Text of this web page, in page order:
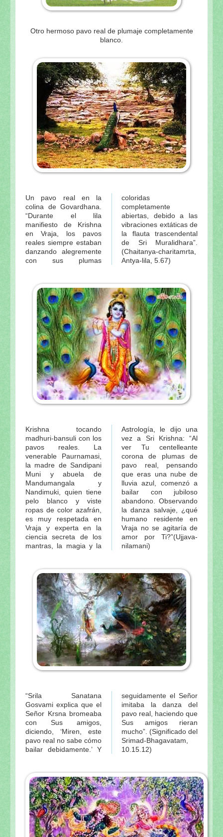
Otro hermoso pavo real de plumaje completamente
blanco.
Un pavo real en la
colina de Govardhana.
“Durante el lila
manifiesto de Krishna
en Vraja, los pavos
reales siempre estaban
danzando alegremente
con sus plumas
coloridas
completamente
abiertas, debido a las
vibraciones extáticas de
la flauta trascendental
de Sri Muralidhara”.
(Chaitanya-charitamrta,
Antya-lila, 5.67)
Krishna tocando
madhuri-bansuli con los
pavos reales. La
venerable Paurnamasi,
la madre de Sandipani
Muni y abuela de
Mandumangala y
Nandimuki, quien tiene
pelo blanco y viste
ropas de color azafrán,
es muy respetada en
Vraja y experta en la
ciencia secreta de los
mantras, la magia y la
Astrología, le dijo una
vez a Sri Krishna: “Al
ver Tu centelleante
corona de plumas de
pavo real, pensando
que eras una nube de
lluvia azul, comenzó a
bailar con jubiloso
abandono. Observando
la danza salvaje, ¿qué
humano residente en
Vraja no se agitaría de
amor por Ti?”(Ujjava-
nilamani)
“Srila Sanatana
Gosvami explica que el
Señor Krsna bromeaba
con Sus amigos,
diciendo, ‘Miren, este
pavo real no sabe cómo
bailar debidamente.’ Y
seguidamente el Señor
imitaba la danza del
pavo real, haciendo que
Sus amigos rieran
mucho”. (Significado del
Srimad-Bhagavatam,
10.15.12)